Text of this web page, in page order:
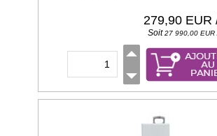
279,90 EUR
Soit27 990,00 EUR